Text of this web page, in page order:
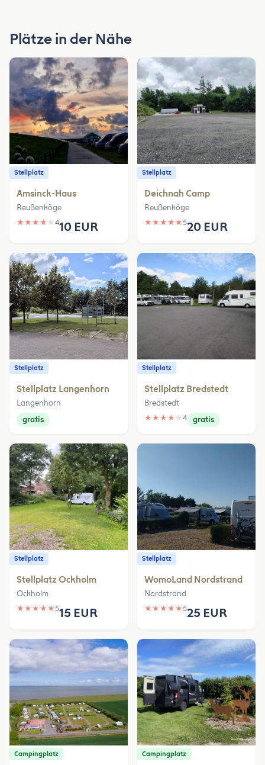
Plätze in der Nähe
Stellplatz
Amsinck-Haus
Reußenköge
★ ★ ★ ★ ★ 410 EUR
Stellplatz
Deichnah Camp
Reußenköge
★ ★ ★ ★ ★520 EUR
Stellplatz
Stellplatz Langenhorn
Langenhorn
gratis
Stellplatz
Stellplatz Bredstedt
Bredstedt
★ ★ ★ ★ ★ 4 gratis
Stellplatz
Stellplatz Ockholm
Ockholm
★ ★ ★ ★ ★515 EUR
Stellplatz
WomoLand Nordstrand
Nordstrand
★ ★ ★ ★ ★525 EUR
Campingplatz Campingplatz